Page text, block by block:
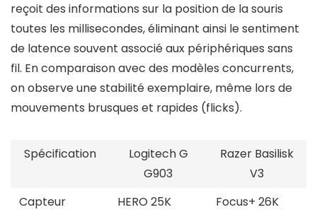
reçoit des informations sur la position de la souris
toutes les millisecondes, éliminant ainsi le sentiment
de latence souvent associé aux périphériques sans
fil. En comparaison avec des modèles concurrents,
on observe une stabilité exemplaire, même lors de
mouvements brusques et rapides (flicks).
Spécification
Logitech G
G903
Razer Basilisk
V3
Capteur
HERO 25K
Focus+ 26K